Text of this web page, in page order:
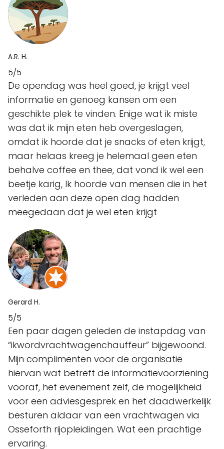
A.R. H.
5/5
De opendag was heel goed, je krijgt veel
informatie en genoeg kansen om een
geschikte plek te vinden. Enige wat ik miste
was dat ik mijn eten heb overgeslagen,
omdat ik hoorde dat je snacks of eten krijgt,
maar helaas kreeg je helemaal geen eten
behalve coffee en thee, dat vond ik wel een
beetje karig, Ik hoorde van mensen die in het
verleden aan deze open dag hadden
meegedaan dat je wel eten krijgt
Gerard H.
5/5
Een paar dagen geleden de instapdag van
“ikwordvrachtwagenchauffeur” bijgewoond.
Mijn complimenten voor de organisatie
hiervan wat betreft de informatievoorziening
vooraf, het evenement zelf, de mogelijkheid
voor een adviesgesprek en het daadwerkelijk
besturen aldaar van een vrachtwagen via
Osseforth rijopleidingen. Wat een prachtige
ervaring.